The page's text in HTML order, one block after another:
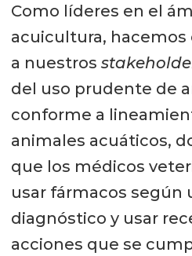
Como líderes en el
acuicultura,
a nuestros
del uso prudente de
conforme a
animales acuáticos,
que los médicos
usar fármacos según
diagnóstico y usar
acciones que se